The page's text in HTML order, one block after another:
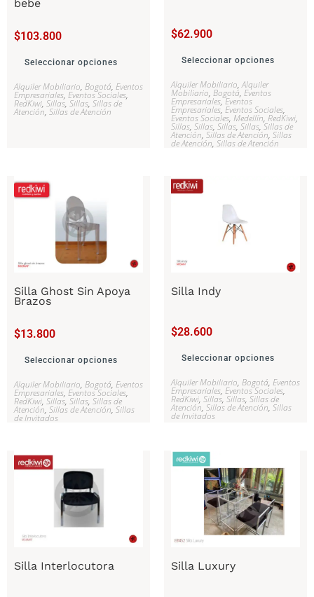
bebe
$103.800
Seleccionar opciones
Alquiler Mobiliario, Bogotá, Eventos
Empresariales, Eventos Sociales,
RedKiwi, Sillas, Sillas, Sillas de
Atención, Sillas de Atención
$62.900
Seleccionar opciones
Alquiler Mobiliario,Alquiler
Mobiliario, Bogotá, Eventos
Empresariales,Eventos
Empresariales, Eventos Sociales,
Eventos Sociales, Medellín, RedKiwi,
Sillas, Sillas, Sillas, Sillas,Sillas de
Atención, Sillas de Atención, Sillas
de Atención, Sillas de Atención
Silla Ghost Sin Apoya
Brazos
$13.800
Seleccionar opciones
Alquiler Mobiliario, Bogotá, Eventos
Empresariales, Eventos Sociales,
RedKiwi, Sillas, Sillas, Sillas de
Atención, Sillas de Atención, Sillas
de Invitados
Silla Indy
$28.600
Seleccionar opciones
Alquiler Mobiliario, Bogotá, Eventos
Empresariales, Eventos Sociales,
RedKiwi, Sillas, Sillas, Sillas de
Atención, Sillas de Atención, Sillas
de Invitados
Silla Interlocutora Silla Luxury